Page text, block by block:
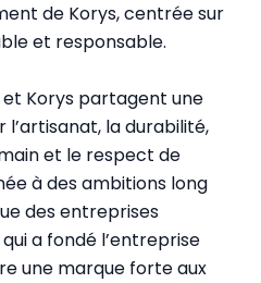
de Korys, centrée sur
et responsable.
Korys partagent une
l’artisanat, la durabilité,
et le respect de
à des ambitions long
des entreprises
a fondé l’entreprise
une marque forte aux